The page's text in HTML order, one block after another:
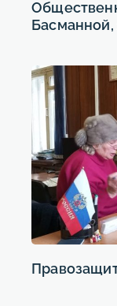
Басманной,